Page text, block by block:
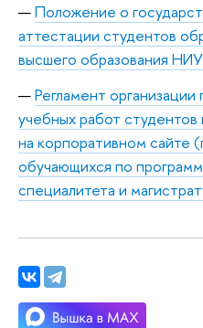
Положение о
аттестации студентов
высшего образования
Регламент
учебных работ студентов
на корпоративном
обучающихся по
специалитета и